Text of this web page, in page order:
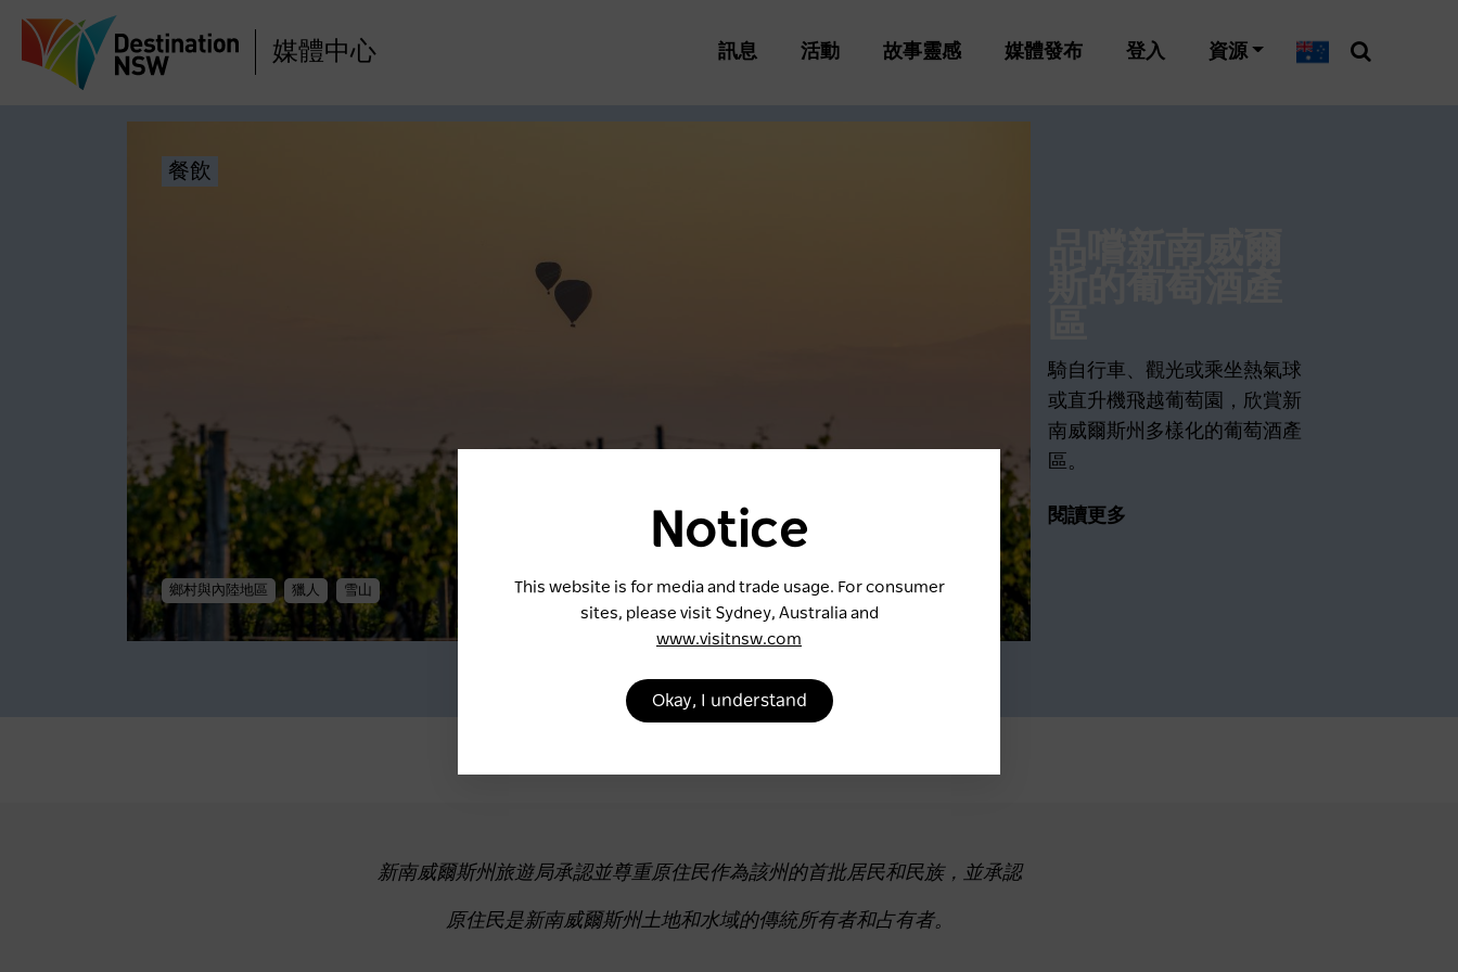
至
媒體中心
Main
訊息 活動 故事靈感 媒體發布 登入 資源
餐飲
鄉村與內陸地區 獵人 雪山
騎自行車、觀光或乘坐熱氣球
或直升機飛越葡萄園，欣賞新
南威爾斯州多樣化的葡萄酒產
區。
閱讀更多
Notice
This website is for media and trade usage. For consumer
sites, please visit Sydney, Australia and
www.visitnsw.com
Okay, I understand
新南威爾斯州旅遊局承認並尊重原住民作為該州的首批居民和民族，並承認
原住民是新南威爾斯州土地和水域的傳統所有者和占有者。